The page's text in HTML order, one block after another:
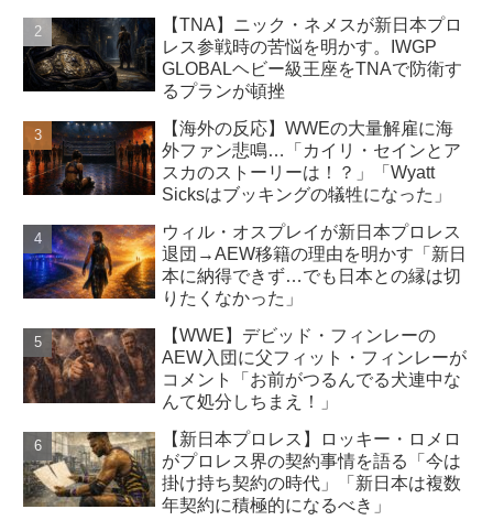
【TNA】ニック・ネメスが新日本プロ
レス参戦時の苦悩を明かす。IWGP
GLOBALヘビー級王座をTNAで防衛す
るプランが頓挫
【海外の反応】WWEの大量解雇に海
外ファン悲鳴…「カイリ・セインとア
スカのストーリーは！？」「Wyatt
Sicksはブッキングの犠牲になった」
ウィル・オスプレイが新日本プロレス
退団→AEW移籍の理由を明かす「新日
本に納得できず…でも日本との縁は切
りたくなかった」
【WWE】デビッド・フィンレーの
AEW入団に父フィット・フィンレーが
コメント「お前がつるんでる犬連中な
んて処分しちまえ！」
【新日本プロレス】ロッキー・ロメロ
がプロレス界の契約事情を語る「今は
掛け持ち契約の時代」「新日本は複数
年契約に積極的になるべき」